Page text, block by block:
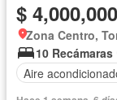
$
Zona Centro,
10 Recámaras
Aire